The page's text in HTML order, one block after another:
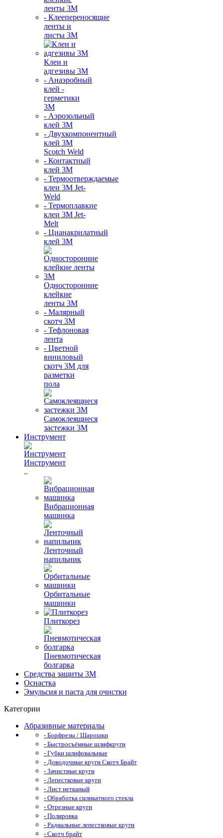
ленты 3М
- Клеепереносящие
ленты и
листы 3М
Клеи и
адгезивы 3М
- Анаэробный
клей -
герметики
3М
- Аэрозольный
клей 3М
- Двухкомпонентный
клей 3М
Scotch Weld
- Контактный
клей 3M
- Термоотверждаемые
клеи 3М Jet-
Weld
- Термоплавкие
клеи 3М Jet-
Melt
- Цианакрилатный
клей 3М
Односторонние
клейкие
ленты 3М
- Малярный
скотч 3М
- Тефлоновая
лента
- Цветной
виниловый
скотч 3М для
разметки
пола
Самоклеящиеся
застежки 3М
Инструмент
Инструмент
..
Вибрационная
машинка
Ленточный
напильник
Орбитальные
машинки
Плиткорез
Пневмотическая
болгарка
Средства защиты 3М
Оснастка
Эмульсия и паста для очистки
Категории
Абразивные материалы
- Борфрезы / Шарошки
- Быстросъёмные шлифкруги
- Губки шлифовальные
- Доводочные круги Скотч Брайт
- Зачистные круги
- Лепестковые круги
- Лист нетканый
- Обработка силикатного стекла
- Отрезные круги
- Полировка
- Радиальные лепестковые круги
- Скотч брайт